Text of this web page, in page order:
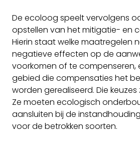
De ecoloog speelt vervolgens
opstellen van het mitigatie- en
Hierin staat welke maatregelen
negatieve effecten op de
voorkomen of te compenseren,
gebied die compensaties het
worden gerealiseerd. Die keuzes
Ze moeten ecologisch
aansluiten bij de
voor de betrokken soorten.